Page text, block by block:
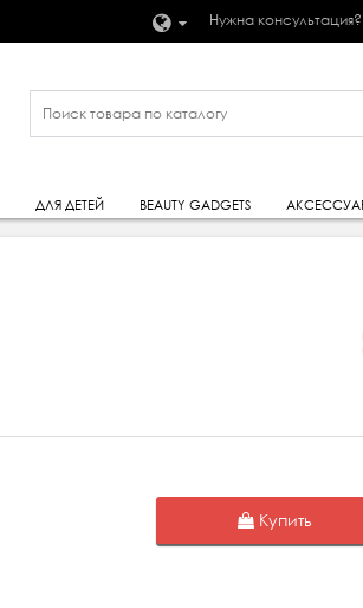
Нужна консультация?
ДЛЯ ДЕТЕЙ BEAUTY GADGETS
Купить